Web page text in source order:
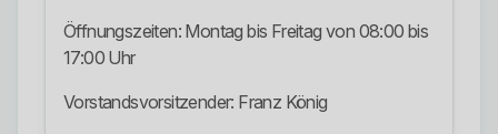
Öffnungszeiten: Montag bis Freitag von 08:00 bis
17:00 Uhr
Vorstandsvorsitzender: Franz König